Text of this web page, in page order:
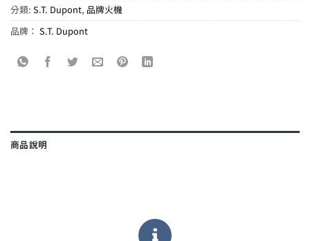
分類: S.T. Dupont, 品牌火機
品牌： S.T. Dupont
商品說明